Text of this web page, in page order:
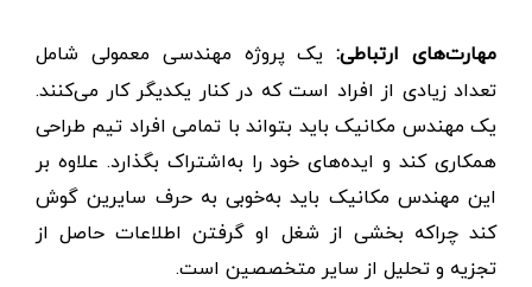
مهارت‌های ارتباطی:یک پروژه مهندسی معمولی شامل
تعداد زیادی از افراد است که در کنار یکدیگر کار می‌کنند.
یک مهندس مکانیک باید بتواند با تمامی افراد تیم طراحی
همکاری کند و ایده‌های خود را به‌اشتراک بگذارد. علاوه بر
این مهندس مکانیک باید به‌خوبی به حرف سایرین گوش
کند چراکه بخشی از شغل او گرفتن اطلاعات حاصل از
تجزیه و تحلیل از سایر متخصصین است.